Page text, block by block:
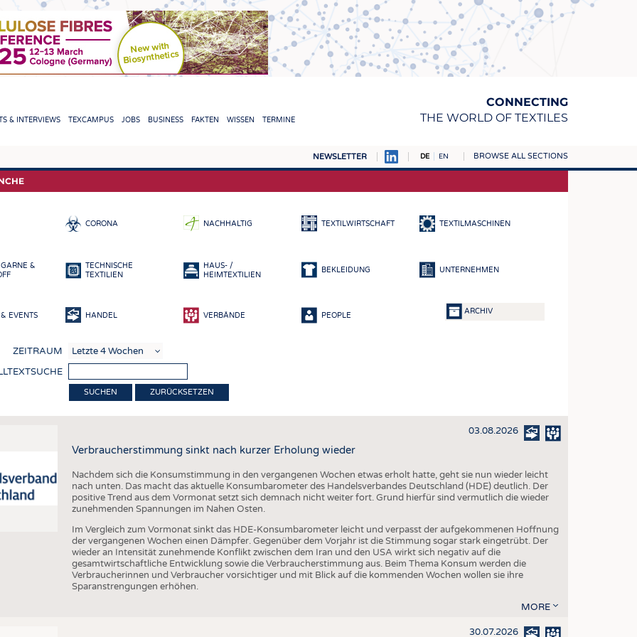
CONNECTING
THE WORLD OF TEXTILES
& INTERVIEWS TEXCAMPUS JOBS BUSINESS FAKTEN WISSEN TERMINE
NEWSLETTER DE EN BROWSE ALL SECTIONS
TEXTILE LEADERSHIP FASERN
GEWEBE
VLIESSTOFFE
NACHHALTIGKEIT
KREISLAUFWIRTSCHAFT
TECHNISCHE TEXTILIEN
SMART TEXTILES
MEDIZIN
HAUS- UND HEIMTEXTILIEN
CORONA NACHHALTIG TEXTILWIRTSCHAFT TEXTILMASCHINEN
&
TECHNISCHE
TEXTILIEN
HAUS- /
HEIMTEXTILIEN
BEKLEIDUNG UNTERNEHMEN
EVENTS HANDEL VERBÄNDE PEOPLE ARCHIV
ZEITRAUM
ZURÜCKSETZEN
03.08.2026
Verbraucherstimmung sinkt nach kurzer Erholung wieder
Nachdem sich die Konsumstimmung in den vergangenen Wochen etwas erholt hatte, geht sie nun wieder leicht
nach unten. Das macht das aktuelle Konsumbarometer des Handelsverbandes Deutschland (HDE) deutlich. Der
positive Trend aus dem Vormonat setzt sich demnach nicht weiter fort. Grund hierfür sind vermutlich die wieder
zunehmenden Spannungen im Nahen Osten.
Im Vergleich zum Vormonat sinkt das HDE-Konsumbarometer leicht und verpasst der aufgekommenen Hoffnung
der vergangenen Wochen einen Dämpfer. Gegenüber dem Vorjahr ist die Stimmung sogar stark eingetrübt. Der
wieder an Intensität zunehmende Konflikt zwischen dem Iran und den USA wirkt sich negativ auf die
gesamtwirtschaftliche Entwicklung sowie die Verbraucherstimmung aus. Beim Thema Konsum werden die
Verbraucherinnen und Verbraucher vorsichtiger und mit Blick auf die kommenden Wochen wollen sie ihre
Sparanstrengungen erhöhen.
MORE
30.07.2026